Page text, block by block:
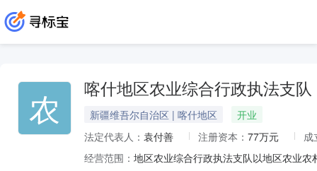
农 喀什地区农业综合行政执法支队
新疆维吾尔自治区 | 喀什地区
开业
法定代表人： 袁付善 注册资本： 77万元
成
经营范围：